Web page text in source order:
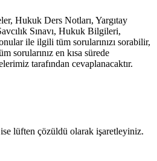
Hukuk Ders Notları, Yargıtay
Sınavı, Hukuk Bilgileri,
ile ilgili tüm sorularınızı sorabilir,
sorularınız en kısa sürede
tarafından cevaplanacaktır.
lüften çözüldü olarak işaretleyiniz.